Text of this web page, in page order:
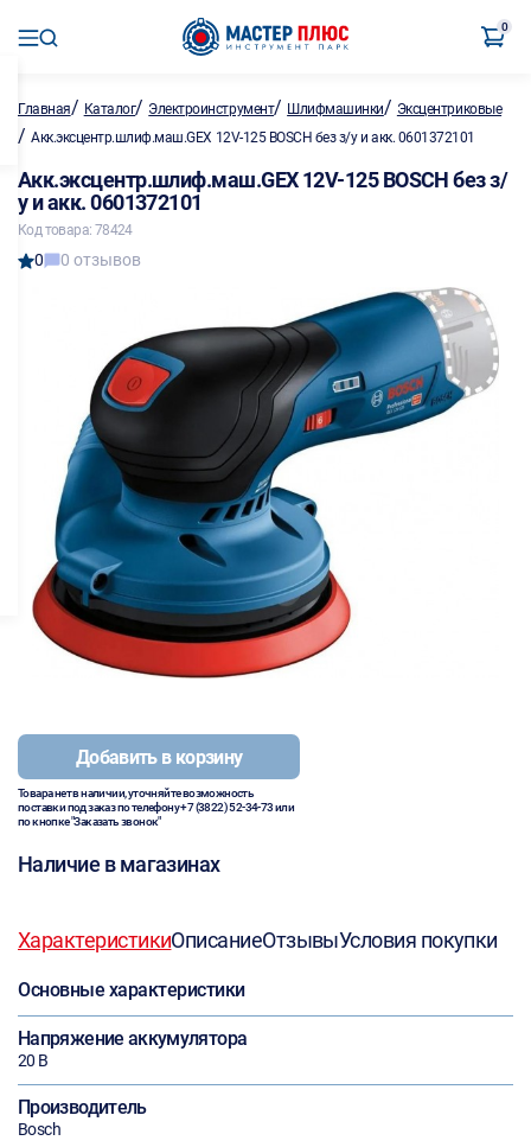
0
Главная/ Каталог/ Электроинструмент/ Шлифмашинки/ Эксцентриковые
/ Акк.эксцентр.шлиф.маш.GEX 12V-125 BOSCH без з/у и акк. 0601372101
Акк.эксцентр.шлиф.маш.GEX 12V-125 BOSCH без з/
у и акк. 0601372101
Код товара: 78424
0 0 отзывов
Добавить в корзину
Товара нет в наличии, уточняйте возможность
поставки под заказ по телефону+7 (3822) 52-34-73или
по кнопке "Заказать звонок"
Наличие в магазинах
ХарактеристикиОписаниеОтзывыУсловия покупки
Основные характеристики
Напряжение аккумулятора
20 В
Производитель
Bosch